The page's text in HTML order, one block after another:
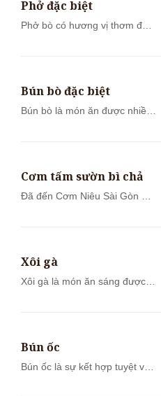
Phở đặc biệt
Phở bò có hương vị thơm đặc
Bún bò đặc biệt
Bún bò là món ăn được nhiều
Cơm tấm sườn bì chả
Đã đến Cơm Niêu Sài Gòn mà
Xôi gà
Xôi gà là món ăn sáng được
Bún ốc
Bún ốc là sự kết hợp tuyệt vời